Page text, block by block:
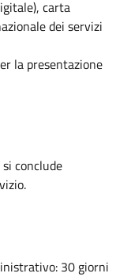
carta
dei servizi
la presentazione
conclude
30 giorni